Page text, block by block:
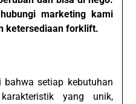
marketing kami
ketersediaan forklift.
setiap kebutuhan
yang unik,